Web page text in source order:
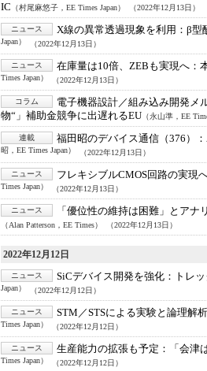
IC （村尾麻悠子，EE Times Japan） （2022年12月13日）
ニュース X線の異常透過現象を利用： β型
Japan） （2022年12月13日）
ニュース 在庫量は10倍、ZEBも実現へ：
Times Japan） （2022年12月13日）
コラム 電子機器設計／組み込み開発メ
物“」補助金競争に出遅れるEU （永山準，EE
連載 福田昭のデバイス通信（376）：
昭，EE Times Japan） （2022年12月13日）
ニュース フレキシブルCMOS回路の実現へ
Times Japan） （2022年12月13日）
ニュース 「優位性の維持は困難」とアナ
（Alan Patterson，EE Times） （2022年12月13日）
2022年12月12日
ニュース SiCデバイス開発を強化： トレ
Japan） （2022年12月12日）
ニュース STM／STSによる実験と論理解析
Times Japan） （2022年12月12日）
ニュース 生産能力の拡張も予定： 「会津
Times Japan） （2022年12月12日）